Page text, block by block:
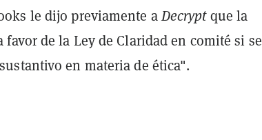
le dijo previamente aDecryptque la
favor de la Ley de Claridad en comité si se
en materia de ética".